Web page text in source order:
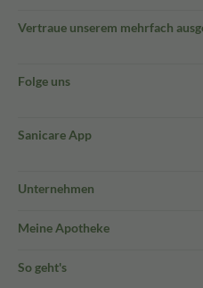
Vertraue unserem mehrfach
Folge uns
Sanicare App
Unternehmen
Meine Apotheke
So geht's